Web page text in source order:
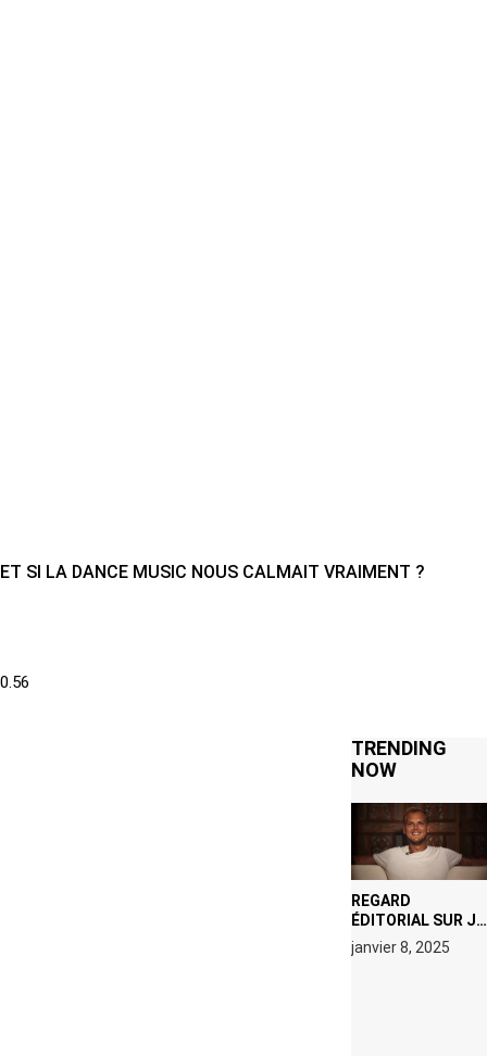
ET SI LA DANCE MUSIC NOUS CALMAIT VRAIMENT ?
TRENDING
NOW
REGARD
ÉDITORIAL SUR JE
M’APPELLE TIM
(NETFLIX) : AVICII,
janvier 8, 2025